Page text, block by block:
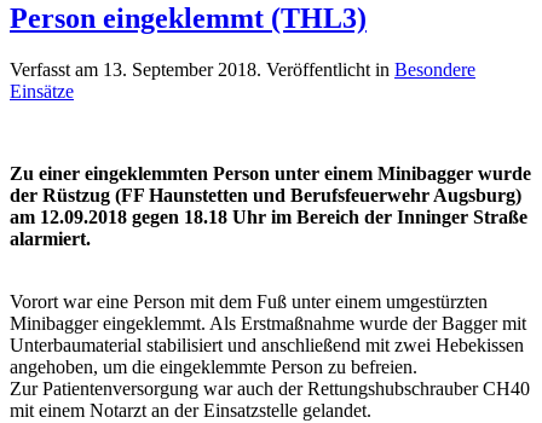
Person eingeklemmt (THL3)
Verfasst am 13. September 2018. Veröffentlicht in Besondere
Einsätze
Zu einer eingeklemmten Person unter einem Minibagger wurde
der Rüstzug (FF Haunstetten und Berufsfeuerwehr Augsburg)
am 12.09.2018 gegen 18.18 Uhr im Bereich der Inninger Straße
alarmiert.
Vorort war eine Person mit dem Fuß unter einem umgestürzten
Minibagger eingeklemmt. Als Erstmaßnahme wurde der Bagger mit
Unterbaumaterial stabilisiert und anschließend mit zwei Hebekissen
angehoben, um die eingeklemmte Person zu befreien.
Zur Patientenversorgung war auch der Rettungshubschrauber CH40
mit einem Notarzt an der Einsatzstelle gelandet.